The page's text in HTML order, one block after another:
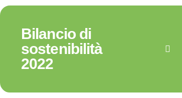
Bilancio di
sostenibilità
2022